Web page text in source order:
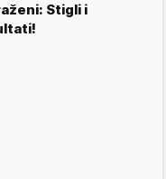
Stigli i